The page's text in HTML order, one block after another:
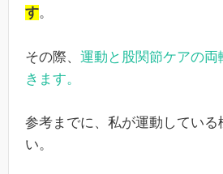
す。
その際、 運動と股関節ケアの両
きます。
参考までに、私が運動している
い。